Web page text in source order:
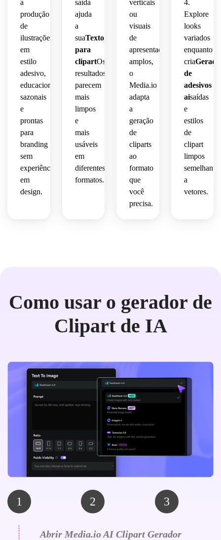
adesivos
de
festas.
a
produção
de
ilustrações
em
estilo
adesivo,
educacionais,
sazonais
e
prontas
para
branding
sem
experiência
em
design.
saída
ajuda
a
suaTexto
para
clipartOs
resultados
parecem
mais
limpos
e
mais
usáveis
em
diferentes
formatos.
verticais
ou
visuais
de
apresentação
amplos,
o
Media.io
adapta
a
geração
de
cliparts
ao
formato
que
você
precisa.
4.
Explore
looks
variados
enquanto
cria
de
adesivos
aisaídas
e
estilos
de
clipart
limpos
semelhantes
a
vetores.
Como usar o gerador de
Clipart de IA
1 2 3
Abrir Media.io AI Clipart Gerador